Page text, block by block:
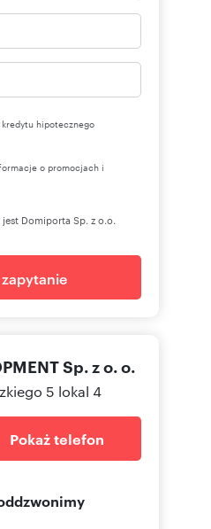
hipotecznego
o promocjach i
Domiporta Sp. z o.o.
Sp. z o. o.
5 lokal 4
Pokaż telefon